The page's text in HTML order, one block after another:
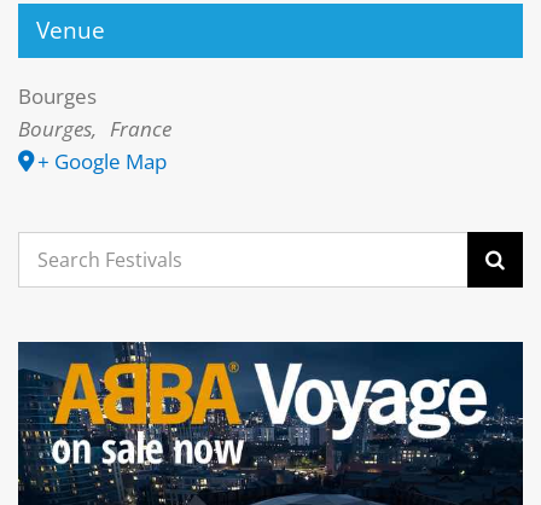
Venue
Bourges
Bourges, France
+ Google Map
Search
for: